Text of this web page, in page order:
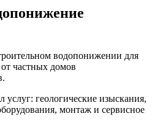
водопонижении для
частных домов
геологические изыскания,
монтаж и сервисное